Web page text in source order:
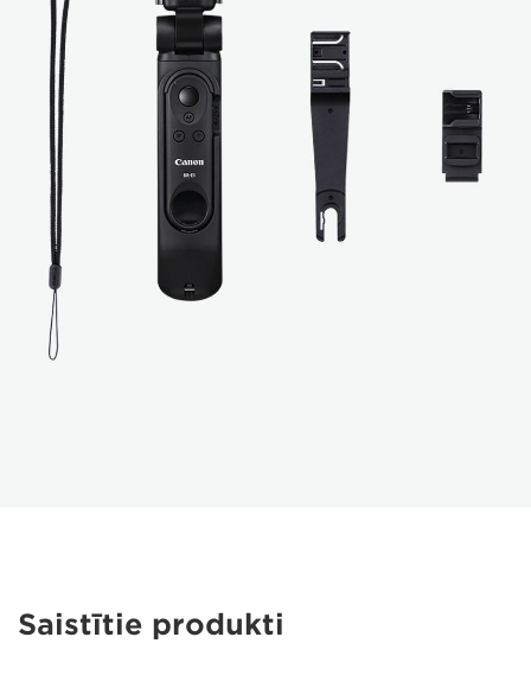
Saistītie produkti